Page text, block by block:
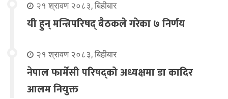
२१ श्रावण २०८३, बिहीबार
यी हुन् मन्त्रिपरिषद् बैठकले गरेका ७ निर्णय
२१ श्रावण २०८३, बिहीबार
नेपाल फार्मेसी परिषद्को अध्यक्षमा डा कादिर
आलम नियुक्त